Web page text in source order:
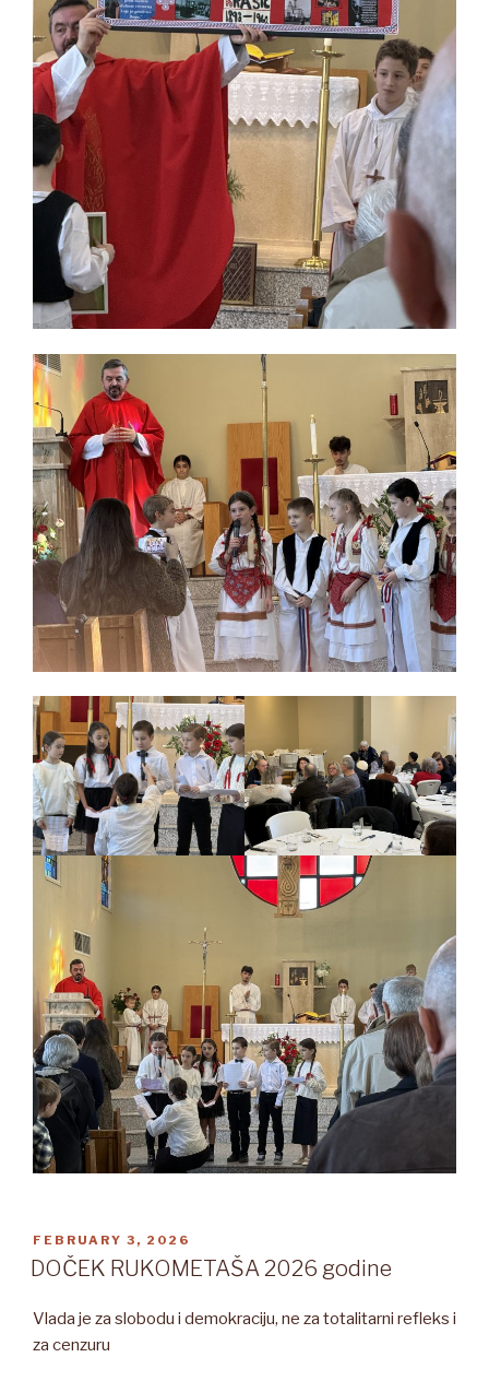
POSTED
ON
FEBRUARY 3, 2026
DOČEK RUKOMETAŠA 2026 godine
Vlada je za slobodu i demokraciju, ne za totalitarni refleks i
za cenzuru